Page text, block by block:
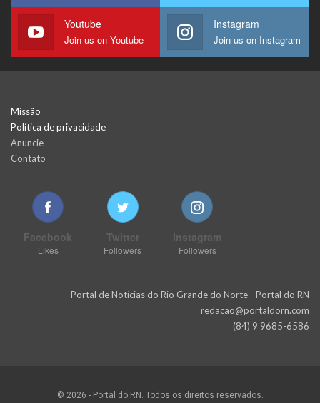
Youtube
Join us on Youtube
Instagram
Join us on Instagram
Missão
Política de privacidade
Anuncie
Contato
Facebook
Likes
Twitter
Followers
Instagram
Followers
Portal de Notícias do Rio Grande do Norte - Portal do RN
redacao@portaldorn.com
(84) 9 9685-6586
© 2026 - Portal do RN. Todos os direitos reservados.